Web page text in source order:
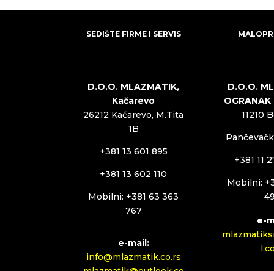
SEDIŠTE FIRME I SERVIS
D.O.O. MLAZMATIK,
Kačarevo
26212 Kačarevo, M.Tita
1B
+381 13 601 895
+381 13 602 110
Mobilni: +381 63 363
767
e-mail:
info@mlazmatik.co.rs
D.O.O.
OGRANAK
11210
+381 11
Mobilni:
e-